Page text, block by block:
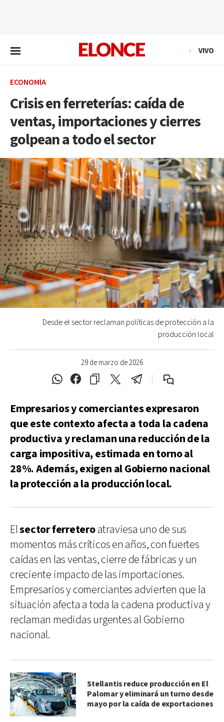
VIVO
ECONOMÍA
Crisis en ferreterías: caída de
ventas, importaciones y cierres
golpean a todo el sector
29 de marzo de 2026
Desde el sector reclaman políticas de protección a la
producción local
Empresarios y comerciantes expresaron
que este contexto afecta a toda la cadena
productiva y reclaman una reducción de la
carga impositiva, estimada en torno al
28%. Además, exigen al Gobierno nacional
la protección a la producción local.
Elsector ferreteroatraviesa uno de sus
momentos más críticos en años, con fuertes
caídas en las ventas, cierre de fábricas y un
creciente impacto de las importaciones.
Empresarios y comerciantes advierten que la
situación afecta a toda la cadena productiva y
reclaman medidas urgentes al Gobierno
nacional.
Stellantis reduce producción en El
Palomar y eliminará un turno desde
mayo por la caída de exportaciones